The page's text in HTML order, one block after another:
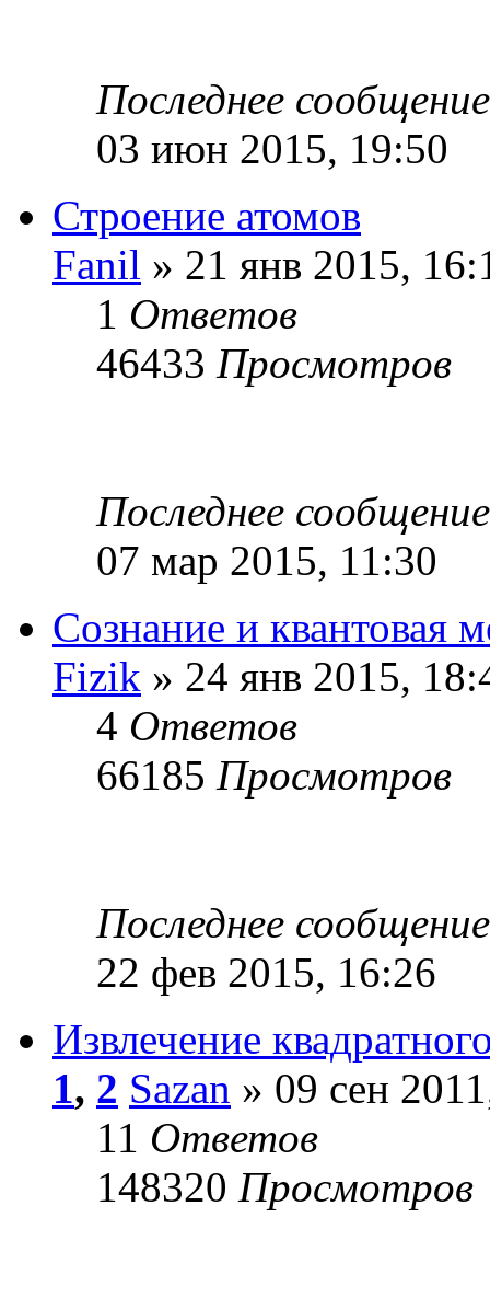
Последнее
03 июн 2015, 19:50
Строение атомов
Fanil » 21 янв 2015,
1 Ответов
46433 Просмотров
Последнее
07 мар 2015, 11:30
Сознание и квантовая
Fizik » 24 янв 2015,
4 Ответов
66185 Просмотров
Последнее
22 фев 2015, 16:26
Извлечение
1, 2 Sazan » 09 сен
11 Ответов
148320 Просмотров